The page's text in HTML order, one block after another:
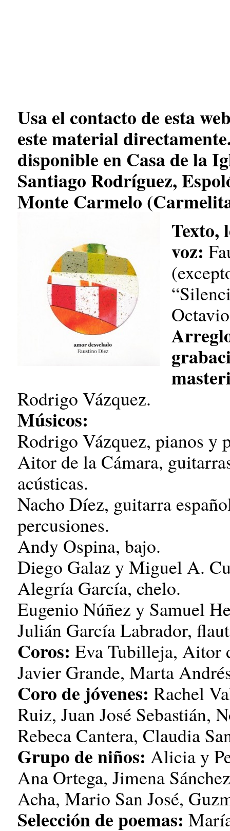
Usa el contacto de esta
este material
disponible en Casa de la
Santiago Rodríguez,
Monte Carmelo
Texto,
voz:
Rodrigo Vázquez.
Músicos:
Rodrigo Vázquez, pianos y
Aitor de la Cámara,
acústicas.
Nacho Díez, guitarra
percusiones.
Andy Ospina, bajo.
Diego Galaz y Miguel A.
Alegría García, chelo.
Eugenio Núñez y Samuel
Julián García Labrador,
Coros: Eva Tubilleja, Aitor
Javier Grande, Marta
Coro de jóvenes: Rachel
Ruiz, Juan José Sebastián,
Rebeca Cantera, Claudia
Grupo de niños: Alicia y
Ana Ortega, Jimena
Acha, Mario San José,
Selección de poemas: